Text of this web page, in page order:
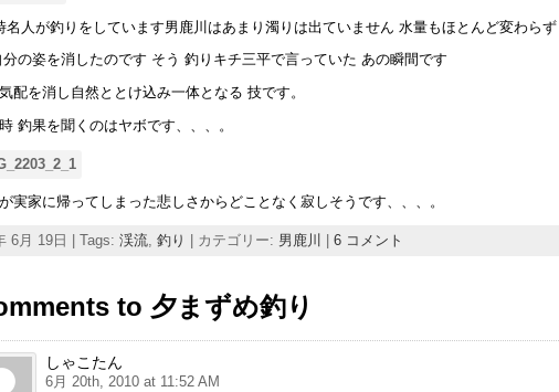
名人が釣りをしています男鹿川はあまり濁りは出ていません 水量もほとんど変わらず
の姿を消したのです そう 釣りキチ三平で言っていた あの瞬間です
配を消し自然ととけ込み一体となる 技です。
釣果を聞くのはヤボです、、、。
実家に帰ってしまった悲しさからどことなく寂しそうです、、、。
6月 19日 | Tags: 渓流, 釣り | カテゴリー: 男鹿川 6 コメント
to 夕まずめ釣り
しゃこたん
6月 20th, 2010 at 11:52 AM